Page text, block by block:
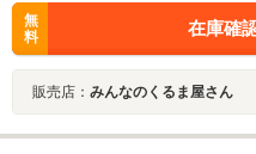
無
料
在庫確
販売店： みんなのくるま屋さん